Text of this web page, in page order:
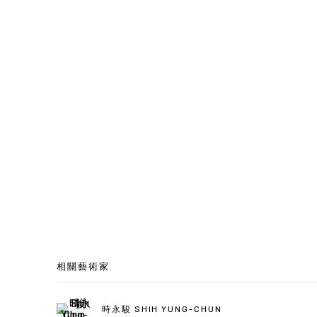
相關藝術家
時永駿 SHIH YUNG-CHUN